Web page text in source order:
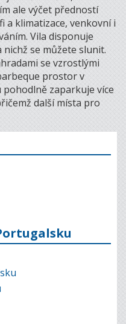
ale výčet předností
a klimatizace, venkovní i
Vila disponuje
se můžete slunit.
se vzrostlými
prostor v
zaparkuje více
další místa pro